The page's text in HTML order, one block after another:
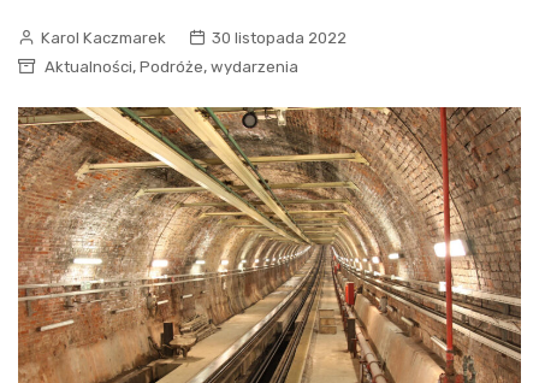
Karol Kaczmarek
30 listopada 2022
Aktualności, Podróże, wydarzenia